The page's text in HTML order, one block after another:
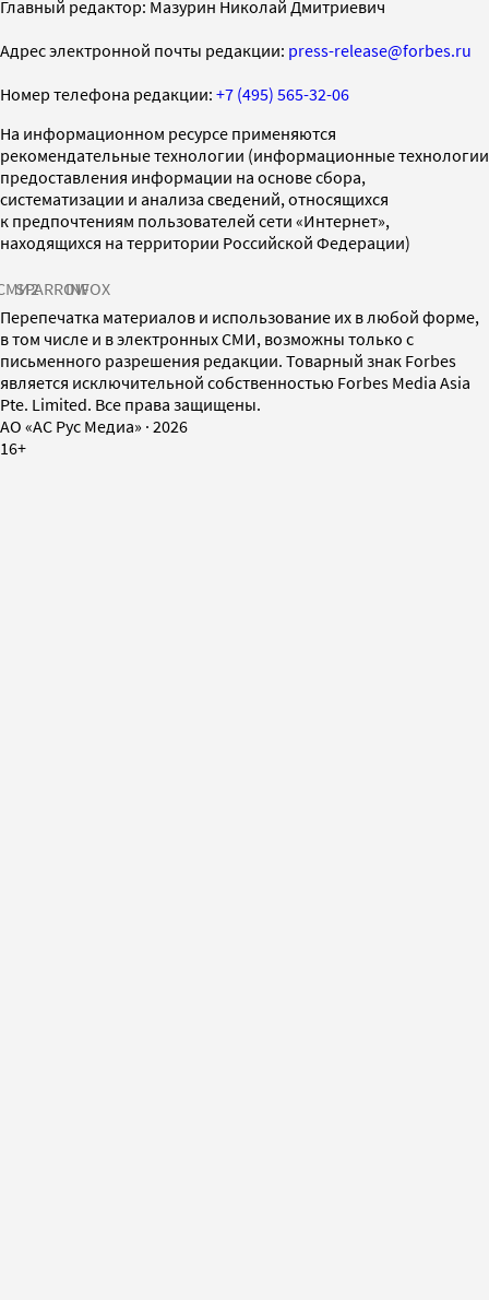
Главный редактор: Мазурин Николай Дмитриевич
Адрес электронной почты редакции: press-release@forbes.ru
Номер телефона редакции: +7 (495) 565-32-06
На информационном ресурсе применяются
рекомендательные технологии (информационные технологии
предоставления информации на основе сбора,
систематизации и анализа сведений, относящихся
к предпочтениям пользователей сети «Интернет»,
находящихся на территории Российской Федерации)
SPARROWINFOX
Перепечатка материалов и использование их в любой форме,
в том числе и в электронных СМИ, возможны только с
письменного разрешения редакции. Товарный знак Forbes
является исключительной собственностью Forbes Media Asia
Pte. Limited. Все права защищены.
AO «АС Рус Медиа» · 2026
16+